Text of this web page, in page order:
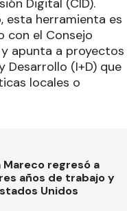
Digital (CID).
esta herramienta es
con el Consejo
y apunta a proyectos
Desarrollo (I+D) que
locales o
Mareco regresó a
años de trabajo y
Unidos